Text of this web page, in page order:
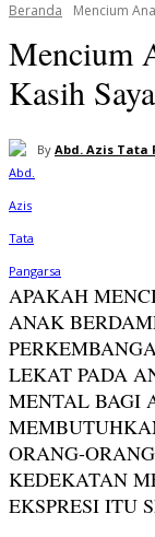
Beranda Mencium
Mencium
Kasih
By Abd. Azis Tata
APAKAH
ANAK
LEKAT PADA
MENTAL BAGI
ORANG-
KEDEKATAN
EKSPRESI ITU